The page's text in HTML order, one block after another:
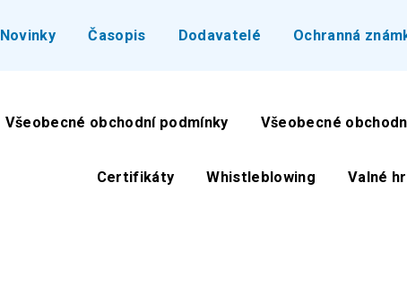
Novinky Časopis Dodavatelé Ochranná
Všeobecné obchodní podmínky Všeobecné
Certifikáty Whistleblowing Valné